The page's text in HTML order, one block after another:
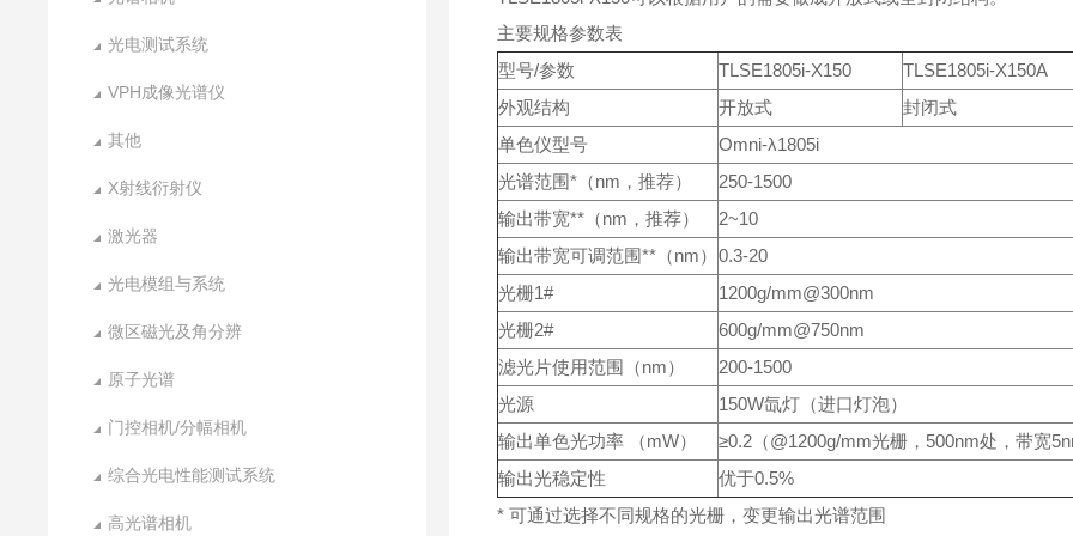
光电测试系统
VPH成像光谱仪
其他
X射线衍射仪
激光器
光电模组与系统
微区磁光及角分辨
原子光谱
门控相机/分幅相机
综合光电性能测试系统
高光谱相机
主要规格参数表
型号/参数
TLSE1805i-X150
TLSE1805i-X150A
外观结构
开放式
封闭式
单色仪型号
Omni-λ1805i
光谱范围*（nm，推荐）
250-1500
输出带宽**（nm，推荐）
2~10
输出带宽可调范围**（nm） 0.3-20
光栅1#
1200g/mm@300nm
光栅2#
600g/mm@750nm
滤光片使用范围（nm）
200-1500
光源
150W氙灯（进口灯泡）
输出单色光功率 （mW）
≥0.2（@1200g/mm光栅，500nm处，带宽
输出光稳定性
优于0.5%
* 可通过选择不同规格的光栅，变更输出光谱范围